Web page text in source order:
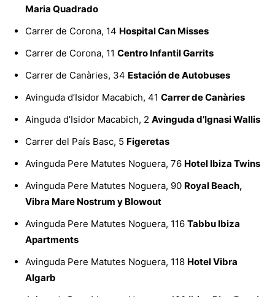
Maria Quadrado
Carrer de Corona, 14 Hospital Can Misses
Carrer de Corona, 11 Centro Infantil Garrits
Carrer de Canàries, 34 Estación de Autobuses
Avinguda d’Isidor Macabich, 41 Carrer de Canàries
Ainguda d’Isidor Macabich, 2 Avinguda d’Ignasi Wallis
Carrer del País Basc, 5 Figeretas
Avinguda Pere Matutes Noguera, 76 Hotel Ibiza Twins
Avinguda Pere Matutes Noguera, 90 Royal Beach,
Vibra Mare Nostrum y Blowout
Avinguda Pere Matutes Noguera, 116 Tabbu Ibiza
Apartments
Avinguda Pere Matutes Noguera, 118 Hotel Vibra
Algarb